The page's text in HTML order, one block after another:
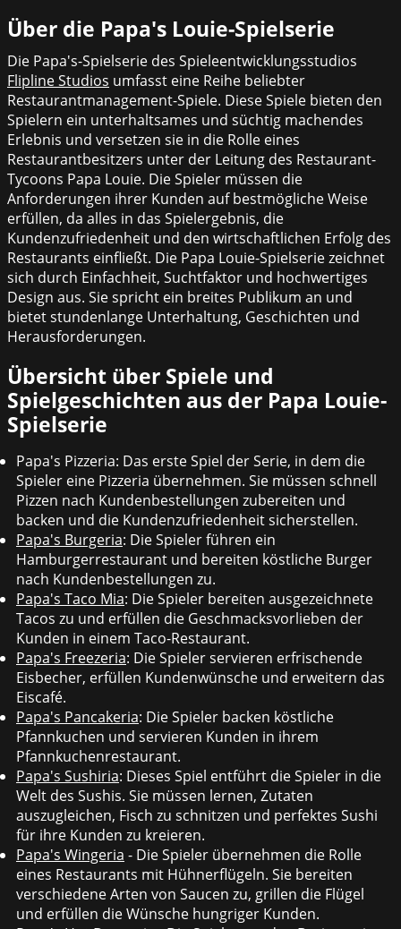
Über die Papa's Louie-Spielserie
Die Papa's-Spielserie des Spieleentwicklungsstudios
Flipline Studios umfasst eine Reihe beliebter
Restaurantmanagement-Spiele. Diese Spiele bieten den
Spielern ein unterhaltsames und süchtig machendes
Erlebnis und versetzen sie in die Rolle eines
Restaurantbesitzers unter der Leitung des Restaurant-
Tycoons Papa Louie. Die Spieler müssen die
Anforderungen ihrer Kunden auf bestmögliche Weise
erfüllen, da alles in das Spielergebnis, die
Kundenzufriedenheit und den wirtschaftlichen Erfolg des
Restaurants einfließt. Die Papa Louie-Spielserie zeichnet
sich durch Einfachheit, Suchtfaktor und hochwertiges
Design aus. Sie spricht ein breites Publikum an und
bietet stundenlange Unterhaltung, Geschichten und
Herausforderungen.
Übersicht über Spiele und
Spielgeschichten aus der Papa Louie-
Spielserie
Papa's Pizzeria: Das erste Spiel der Serie, in dem die
Spieler eine Pizzeria übernehmen. Sie müssen schnell
Pizzen nach Kundenbestellungen zubereiten und
backen und die Kundenzufriedenheit sicherstellen.
Papa's Burgeria: Die Spieler führen ein
Hamburgerrestaurant und bereiten köstliche Burger
nach Kundenbestellungen zu.
Papa's Taco Mia: Die Spieler bereiten ausgezeichnete
Tacos zu und erfüllen die Geschmacksvorlieben der
Kunden in einem Taco-Restaurant.
Papa's Freezeria: Die Spieler servieren erfrischende
Eisbecher, erfüllen Kundenwünsche und erweitern das
Eiscafé.
Papa's Pancakeria: Die Spieler backen köstliche
Pfannkuchen und servieren Kunden in ihrem
Pfannkuchenrestaurant.
Papa's Sushiria: Dieses Spiel entführt die Spieler in die
Welt des Sushis. Sie müssen lernen, Zutaten
auszugleichen, Fisch zu schnitzen und perfektes Sushi
für ihre Kunden zu kreieren.
Papa's Wingeria - Die Spieler übernehmen die Rolle
eines Restaurants mit Hühnerflügeln. Sie bereiten
verschiedene Arten von Saucen zu, grillen die Flügel
und erfüllen die Wünsche hungriger Kunden.